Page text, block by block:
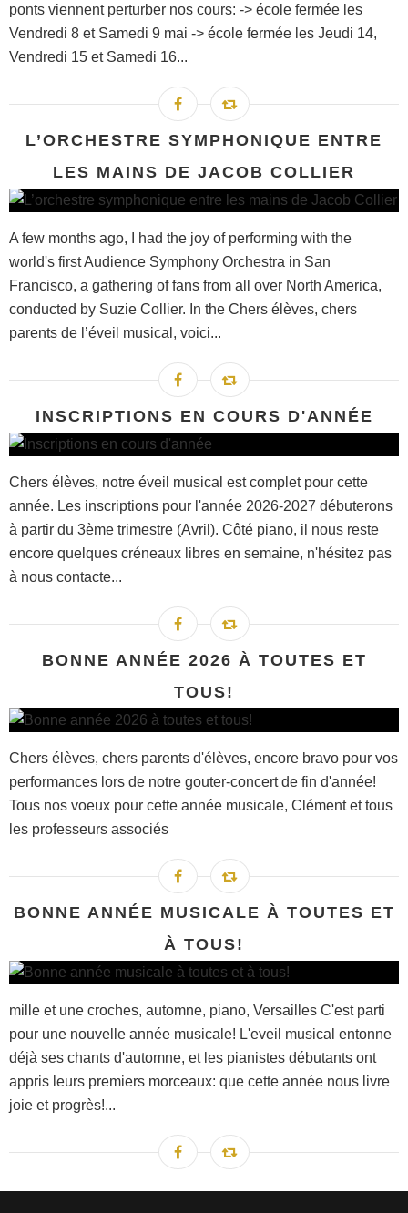
ponts viennent perturber nos cours: -> école fermée les
Vendredi 8 et Samedi 9 mai -> école fermée les Jeudi 14,
Vendredi 15 et Samedi 16...
L’ORCHESTRE SYMPHONIQUE ENTRE
LES MAINS DE JACOB COLLIER
A few months ago, I had the joy of performing with the
world's first Audience Symphony Orchestra in San
Francisco, a gathering of fans from all over North America,
conducted by Suzie Collier. In the Chers élèves, chers
parents de l’éveil musical, voici...
INSCRIPTIONS EN COURS D'ANNÉE
Chers élèves, notre éveil musical est complet pour cette
année. Les inscriptions pour l'année 2026-2027 débuterons
à partir du 3ème trimestre (Avril). Côté piano, il nous reste
encore quelques créneaux libres en semaine, n'hésitez pas
à nous contacte...
BONNE ANNÉE 2026 À TOUTES ET
TOUS!
Chers élèves, chers parents d'élèves, encore bravo pour vos
performances lors de notre gouter-concert de fin d'année!
Tous nos voeux pour cette année musicale, Clément et tous
les professeurs associés
BONNE ANNÉE MUSICALE À TOUTES ET
À TOUS!
mille et une croches, automne, piano, Versailles C'est parti
pour une nouvelle année musicale! L'eveil musical entonne
déjà ses chants d'automne, et les pianistes débutants ont
appris leurs premiers morceaux: que cette année nous livre
joie et progrès!...